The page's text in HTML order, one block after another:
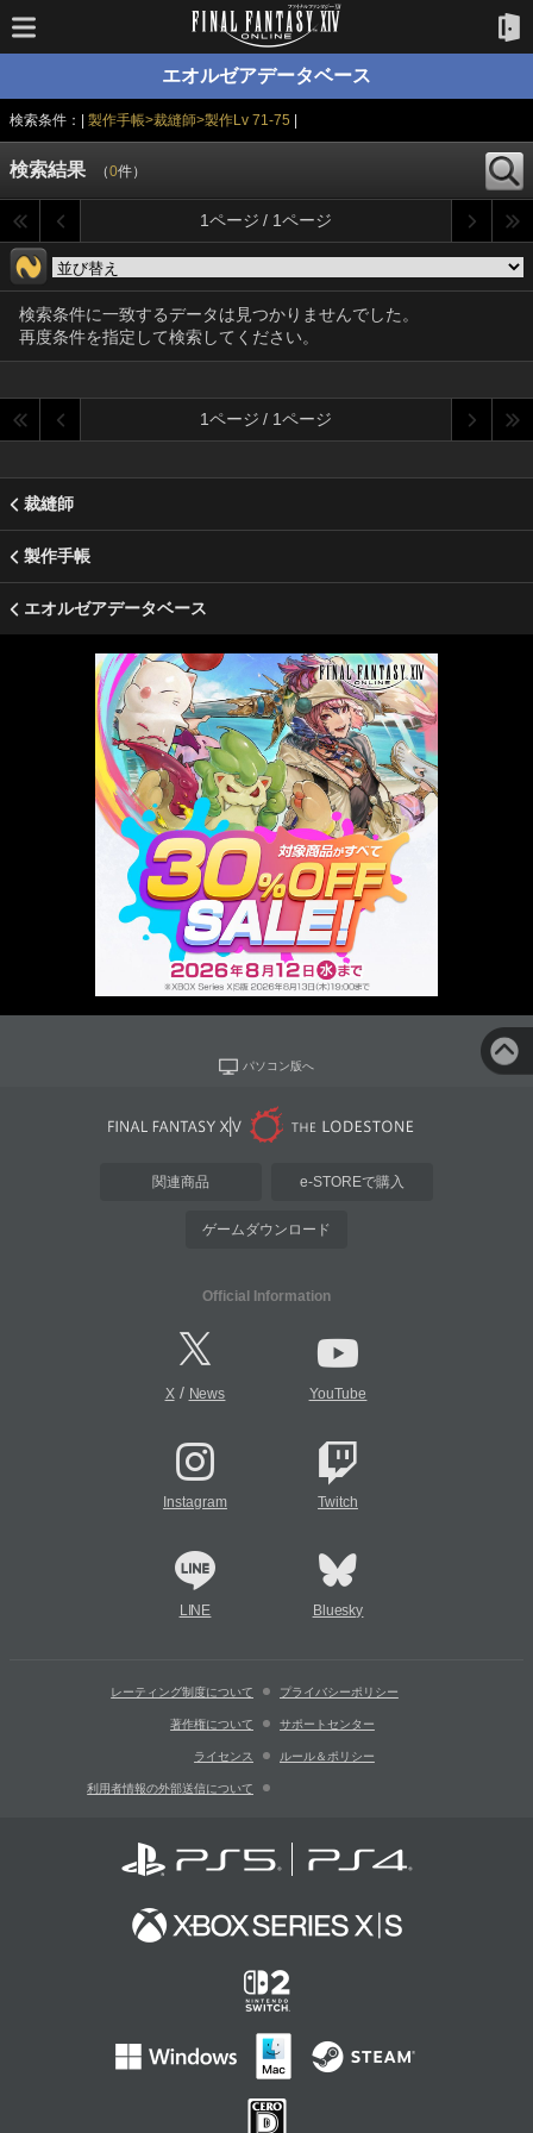
エオルゼアデータベース
検索条件：| 製作手帳>裁縫師>製作Lv 71-75
検索結果 （0件）
1ページ / 1ページ
検索条件に一致するデータは見つかりませんでした。
再度条件を指定して検索してください。
1ページ / 1ページ
裁縫師
製作手帳
エオルゼアデータベース
パソコン版へ
関連商品 e-STOREで購入
ゲームダウンロード
Official Information
X/ News YouTube
Instagram Twitch
LINE Bluesky
レーティング制度について プライバシーポリシー
著作権について サポートセンター
ライセンス ルール＆ポリシー
利用者情報の外部送信について